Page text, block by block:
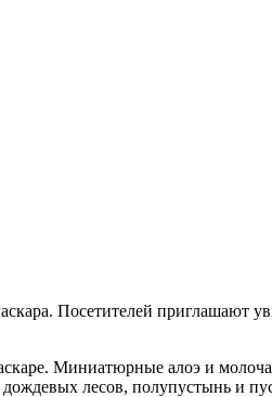
Посетителей приглашают
Миниатюрные алоэ и
лесов, полупустынь и